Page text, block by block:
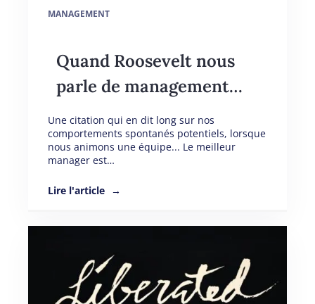
MANAGEMENT
Quand Roosevelt nous
parle de management…
Une citation qui en dit long sur nos
comportements spontanés potentiels, lorsque
nous animons une équipe... Le meilleur
manager est…
Lire l'article